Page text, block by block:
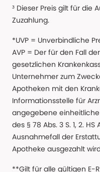
³ Dieser Preis gilt für die
Zuzahlung.
*UVP = Unverbindliche
AVP = Der für den Fall
gesetzlichen
Unternehmer zum
Apotheken mit den
Informationsstelle für
angegebene
des § 78 Abs. 3 S. 1, 2.
Ausnahmefall der
Apotheke ausgezahlt
**Gilt für alle gültigen E-